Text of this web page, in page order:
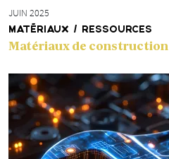
JUIN 2025
MATÉRIAUX / RESSOURCES
Matériaux de construction